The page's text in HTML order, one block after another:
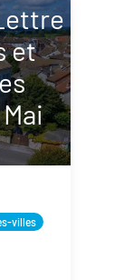
et
villes